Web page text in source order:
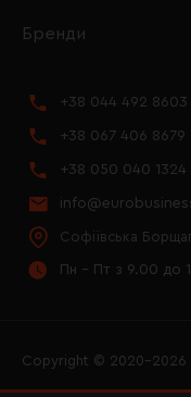
Бренди
+38 044 492 8603
+38 067 406 8679
+38 050 040 1324
Софіївська
Пн - Пт з 9.00 до
Copyright © 2020–2026